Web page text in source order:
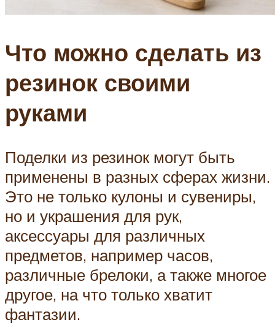
Что можно сделать из
резинок своими
руками
Поделки из резинок могут быть
применены в разных сферах жизни.
Это не только кулоны и сувениры,
но и украшения для рук,
аксессуары для различных
предметов, например часов,
различные брелоки, а также многое
другое, на что только хватит
фантазии.